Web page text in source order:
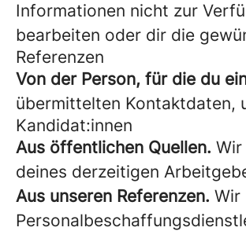
Informationen nicht zur
bearbeiten oder dir die
Referenzen
Von der Person, für die du
übermittelten Kontaktdaten,
Kandidat:innen
Aus öffentlichen Quellen.
deines derzeitigen
Aus unseren Referenzen. Wir